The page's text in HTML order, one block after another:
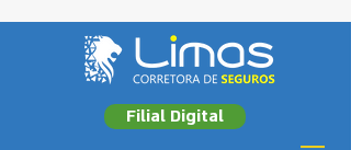
Filial Digital